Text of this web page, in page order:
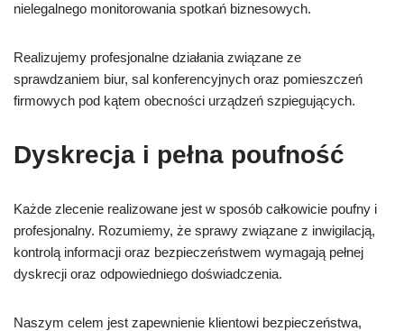
nielegalnego monitorowania spotkań biznesowych.
Realizujemy profesjonalne działania związane ze
sprawdzaniem biur, sal konferencyjnych oraz pomieszczeń
firmowych pod kątem obecności urządzeń szpiegujących.
Dyskrecja i pełna poufność
Każde zlecenie realizowane jest w sposób całkowicie poufny i
profesjonalny. Rozumiemy, że sprawy związane z inwigilacją,
kontrolą informacji oraz bezpieczeństwem wymagają pełnej
dyskrecji oraz odpowiedniego doświadczenia.
Naszym celem jest zapewnienie klientowi bezpieczeństwa,